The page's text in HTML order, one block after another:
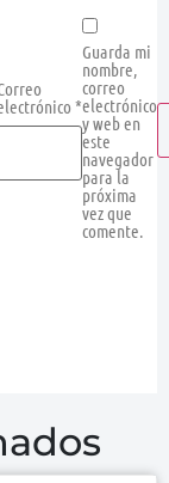
*
Guarda mi
nombre,
correo
electrónico
y web en
este
navegador
para la
próxima
vez que
comente.